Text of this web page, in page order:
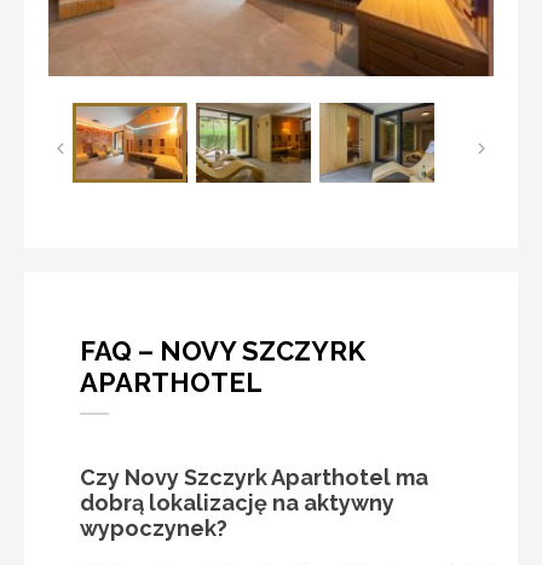
FAQ – NOVY SZCZYRK
APARTHOTEL
Czy Novy Szczyrk Aparthotel ma
dobrą lokalizację na aktywny
wypoczynek?